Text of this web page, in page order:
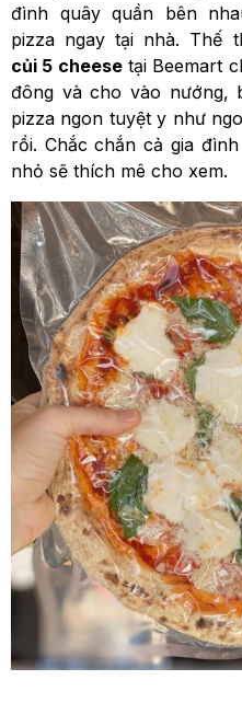
đình quây quần bên
pizza ngay tại nhà. Thế
củi 5 cheesetại Beemart
đông và cho vào nướng,
pizza ngon tuyệt y như
rồi. Chắc chắn cả gia
nhỏ sẽ thích mê cho xem.